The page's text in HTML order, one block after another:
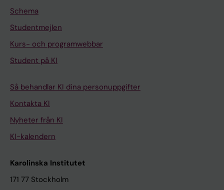
Schema
Studentmejlen
Kurs- och programwebbar
Student på KI
Så behandlar KI dina personuppgifter
Kontakta KI
Nyheter från KI
KI-kalendern
Karolinska Institutet
171 77 Stockholm